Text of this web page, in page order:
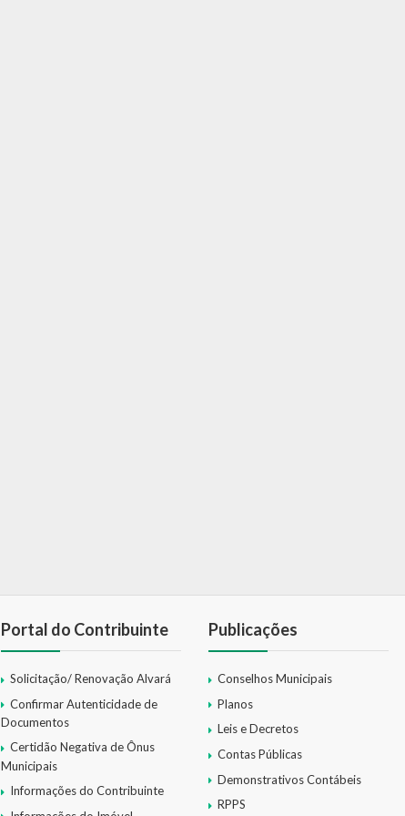
Portal do Contribuinte
Solicitação/ Renovação Alvará
Confirmar Autenticidade de
Documentos
Certidão Negativa de Ônus
Municipais
Informações do Contribuinte
Publicações
Conselhos Municipais
Planos
Leis e Decretos
Contas Públicas
Demonstrativos Contábeis
RPPS